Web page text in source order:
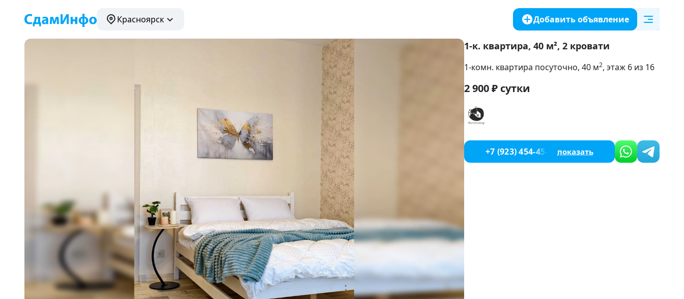
Красноярск Добавить объявление
1-к. квартира, 40 м², 2 кровати
1-комн. квартира посуточно, 40 м2, этаж 6 из 16
2 900₽ сутки
+7 (923) 454-45-44 показать